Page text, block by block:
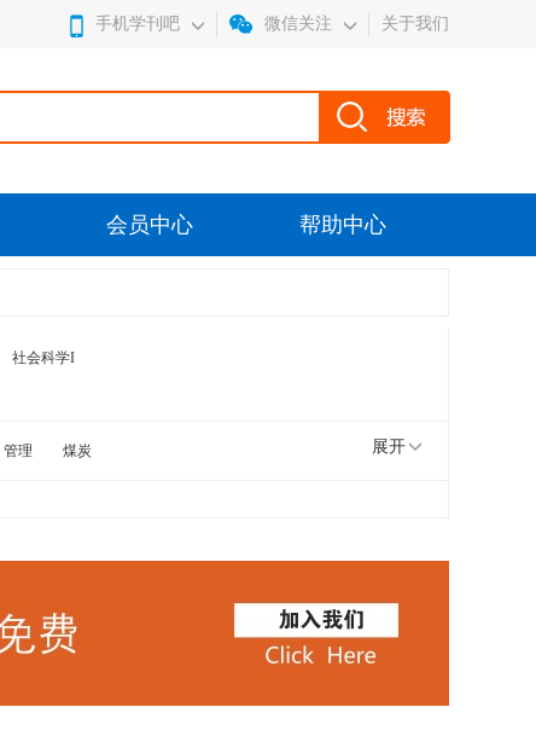
手机学刊吧 微信关注 关于我们
会员中心 帮助中心
社会科学I
管理
煤炭
展开